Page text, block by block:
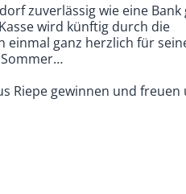
zuverlässig wie eine
wird künftig durch die
einmal ganz herzlich für
Riepe gewinnen und freuen